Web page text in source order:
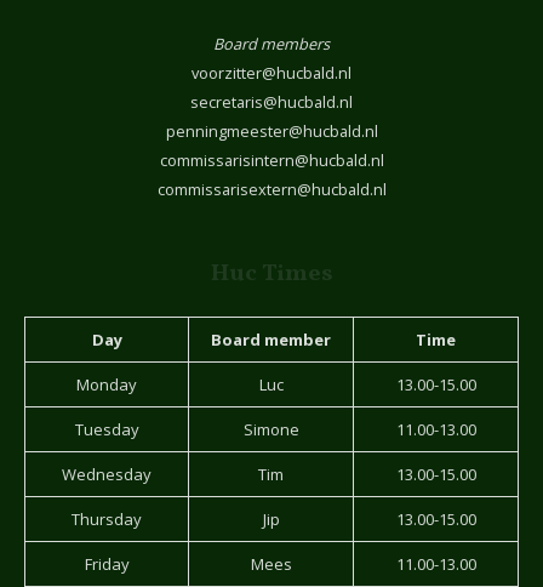
Board members
voorzitter@hucbald.nl
secretaris@hucbald.nl
penningmeester@hucbald.nl
commissarisintern@hucbald.nl
commissarisextern@hucbald.nl
Huc Times
Day Board member Time
Monday Luc 13.00-15.00
Tuesday Simone 11.00-13.00
Wednesday Tim 13.00-15.00
Thursday Jip 13.00-15.00
Friday Mees 11.00-13.00